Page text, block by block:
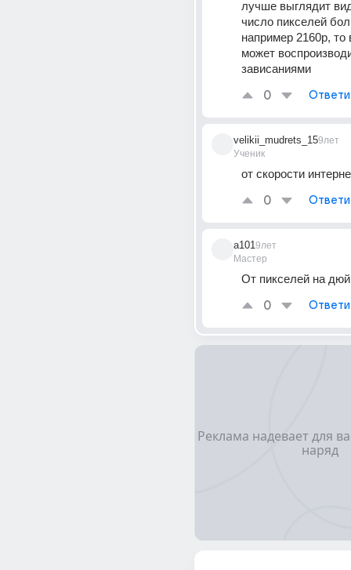
лучше выглядит
число пикселей
например 2160р, то
может
зависаниями
0
velikii_mudrets_15
Ученик
9лет
от скорости
0
a101
Мастер
9лет
От пикселей на
0